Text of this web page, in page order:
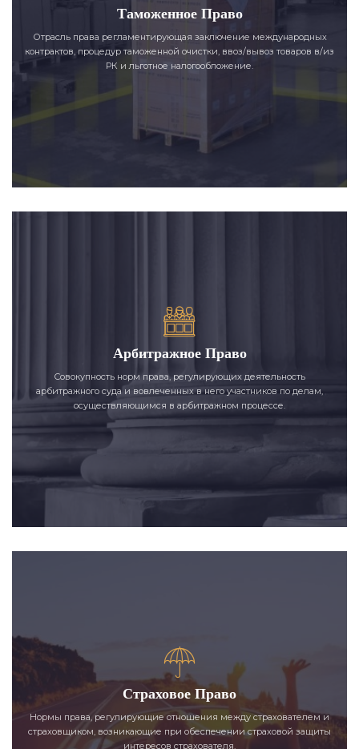
Таможенное Право
Отрасль права регламентирующая заключение международных
контрактов, процедур таможенной очистки, ввоз/вывоз товаров в/из
РК и льготное налогообложение.
Арбитражное Право
Совокупность норм права, регулирующих деятельность
арбитражного суда и вовлеченных в него участников по делам,
осуществляющимся в арбитражном процессе.
Страховое Право
Нормы права, регулирующие отношения между страхователем и
страховщиком, возникающие при обеспечении страховой защиты
интересов страхователя.